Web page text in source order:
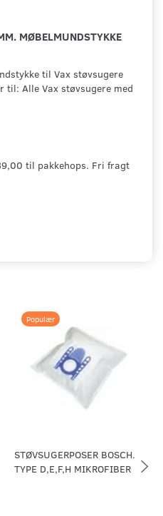
MØBELMUNDSTYKKE
til Vax støvsugere
til: Alle Vax støvsugere med
til pakkehops. Fri fragt
Populær
STØVSUGERPOSER BOSCH.
TYPE D,E,F,H MIKROFIBER